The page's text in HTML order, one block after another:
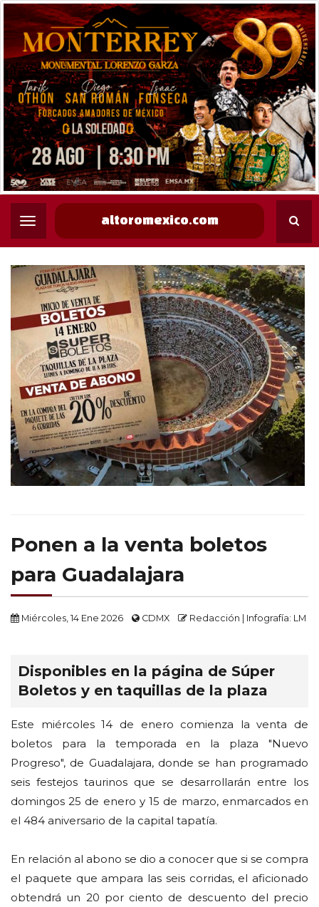
altoromexico.com
Ponen a la venta boletos
para Guadalajara
Miércoles, 14 Ene 2026 CDMX Redacción | Infografía: LM
Disponibles en la página de Súper
Boletos y en taquillas de la plaza
Este miércoles 14 de enero comienza la venta de
boletos para la temporada en la plaza "Nuevo
Progreso", de Guadalajara, donde se han programado
seis festejos taurinos que se desarrollarán entre los
domingos 25 de enero y 15 de marzo, enmarcados en
el 484 aniversario de la capital tapatía.
En relación al abono se dio a conocer que si se compra
el paquete que ampara las seis corridas, el aficionado
obtendrá un 20 por ciento de descuento del precio